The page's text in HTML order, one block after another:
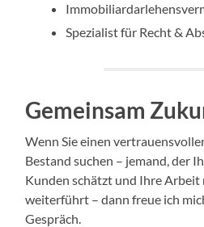
Spezialist für Recht &
Gemeinsam
Wenn Sie einen
Bestand suchen – jemand, der
Kunden schätzt und Ihre Arbeit
weiterführt – dann freue ich
Gespräch.